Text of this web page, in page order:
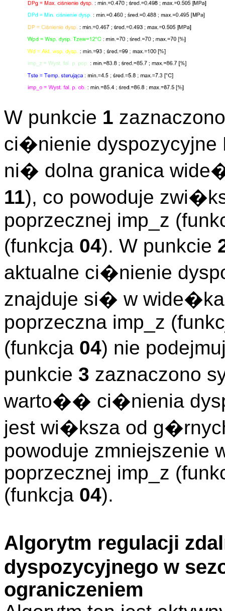
W punkcie 1
ci�nienie dyspozycyjne
ni� dolna granica
11), co powoduje
poprzecznej imp_z
(funkcja 04). W punkcie
aktualne ci�nienie
znajduje si� w
poprzeczna imp_z
(funkcja 04) nie
punkcie 3 zaznaczono
warto�� ci�nienia
jest wi�ksza od
powoduje zmniejszenie
poprzecznej imp_z
(funkcja 04).
Algorytm regulacji
dyspozycyjnego w
ograniczeniem